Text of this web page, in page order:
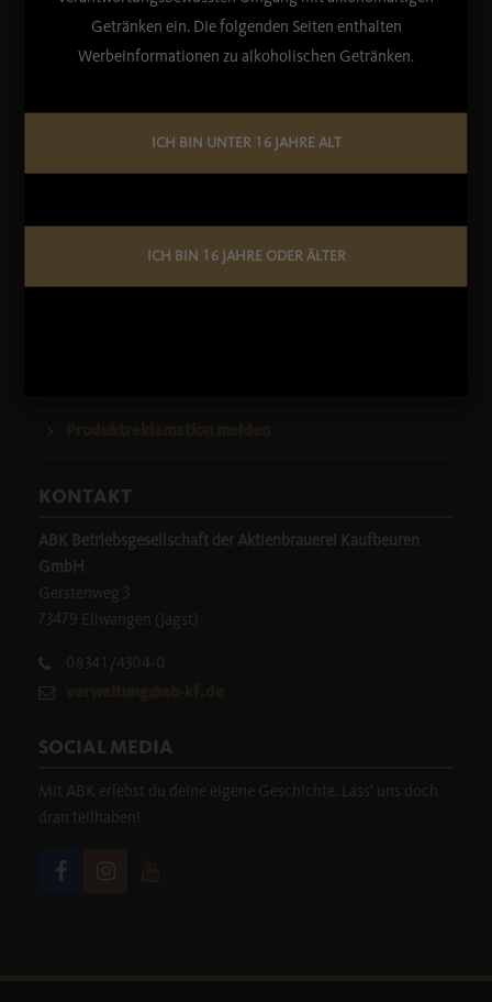
Getränken ein. Die folgenden Seiten enthalten
Werbeinformationen zu alkoholischen Getränken.
ICH BIN UNTER 16 JAHRE ALT
ICH BIN 16 JAHRE ODER ÄLTER
Nach 700 Jahren ist die Aktienbrauerei die letzte
Fortschritt und Tradition - dieses Konzept ist für die
Aktienbrauerei Kaufbeuren auch in Zukunft bindend.
Barrierefreiheit
KONTAKT
ABK Betriebsgesellschaft der Aktienbrauerei Kaufbeuren
GmbH
Gerstenweg 3
73479 Ellwangen (Jagst)
08341/4304-0
SOCIAL MEDIA
Mit ABK erlebst du deine eigene Geschichte. Lass' uns doch
dran teilhaben!